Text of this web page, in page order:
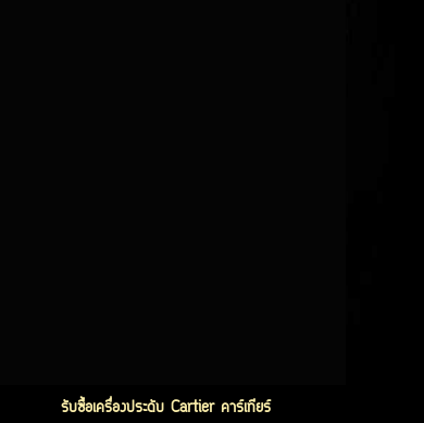
รับซื้อเครื่องประดับ Cartier คาร์เทียร์